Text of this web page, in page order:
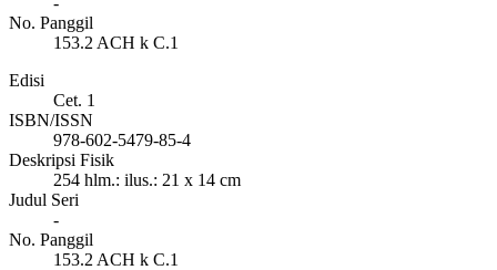
No. Panggil
153.2 ACH k C.1
Edisi
Cet. 1
ISBN/ISSN
978-602-5479-85-4
Deskripsi Fisik
254 hlm.: ilus.: 21 x 14 cm
Judul Seri
-
No. Panggil
153.2 ACH k C.1